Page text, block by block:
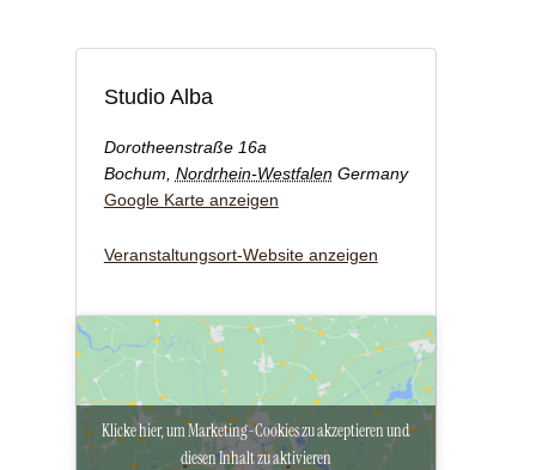
Studio Alba
Dorotheenstraße 16a
Bochum Nordrhein-Westfalen Germany
Google Karte anzeigen
Veranstaltungsort-Website anzeigen
Klicke hier, um Marketing-Cookies zu akzeptieren und
diesen Inhalt zu aktivieren